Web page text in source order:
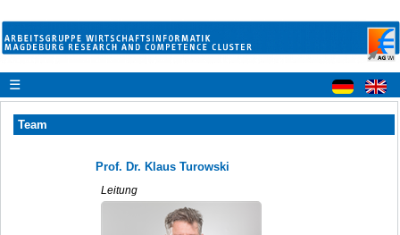
☰
Team
Prof. Dr. Klaus Turowski
Leitung